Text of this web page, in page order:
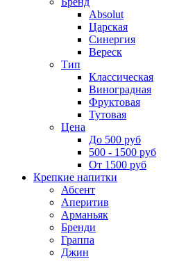
Absolut
Царская
Синергия
Вереск
Тип
Классическая
Виноградная
Фруктовая
Тутовая
Цена
До 500 руб
500 - 1500 руб
От 1500 руб
Крепкие напитки
Абсент
Аперитив
Арманьяк
Бренди
Граппа
Джин